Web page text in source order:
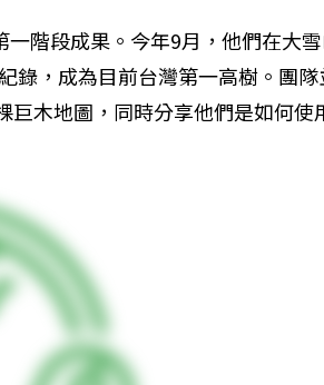
階段成果。今年9月，他們在大
錄，成為目前台灣第一高樹。團
巨木地圖，同時分享他們是如何使